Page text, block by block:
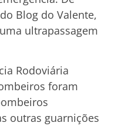
Blog do Valente,
ultrapassagem
Rodoviária
foram
outras guarnições